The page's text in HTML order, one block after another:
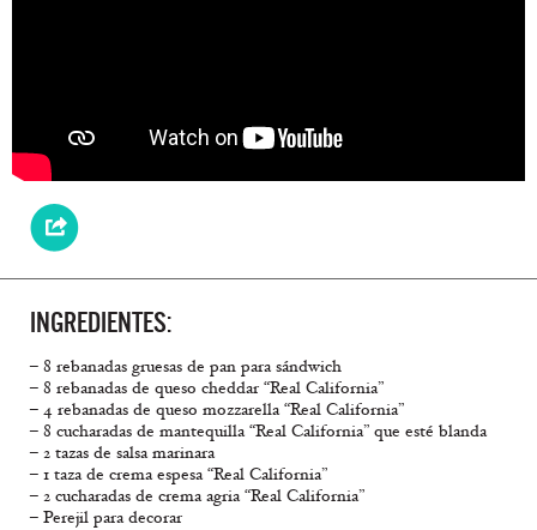
INGREDIENTES:
– 8 rebanadas gruesas de pan para sándwich
– 8 rebanadas de queso cheddar “Real California”
– 4 rebanadas de queso mozzarella “Real California”
– 8 cucharadas de mantequilla “Real California” que esté blanda
– 2 tazas de salsa marinara
– 1 taza de crema espesa “Real California”
– 2 cucharadas de crema agria “Real California”
– Perejil para decorar